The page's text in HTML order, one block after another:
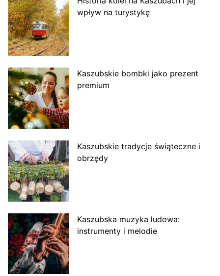
wpływ na turystykę
Kaszubskie bombki jako prezent
premium
Kaszubskie tradycje świąteczne i
obrzędy
Kaszubska muzyka ludowa:
instrumenty i melodie